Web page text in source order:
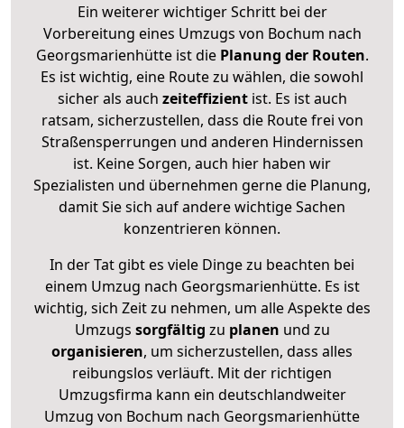
Ein weiterer wichtiger Schritt bei der
Vorbereitung eines Umzugs von Bochum nach
Georgsmarienhütte ist diePlanung der Routen.
Es ist wichtig, eine Route zu wählen, die sowohl
sicher als auch zeiteffizientist. Es ist auch
ratsam, sicherzustellen, dass die Route frei von
Straßensperrungen und anderen Hindernissen
ist. Keine Sorgen, auch hier haben wir
Spezialisten und übernehmen gerne die Planung,
damit Sie sich auf andere wichtige Sachen
konzentrieren können.
In der Tat gibt es viele Dinge zu beachten bei
einem Umzug nach Georgsmarienhütte. Es ist
wichtig, sich Zeit zu nehmen, um alle Aspekte des
Umzugs sorgfältig zu planen und zu
organisieren, um sicherzustellen, dass alles
reibungslos verläuft. Mit der richtigen
Umzugsfirma kann ein deutschlandweiter
Umzug von Bochum nach Georgsmarienhütte